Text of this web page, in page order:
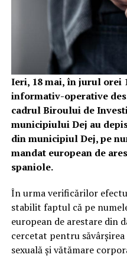
Ieri, 18 mai, în jurul orei
informativ-operative
cadrul Biroului de
municipiului Dej au
din municipiul Dej, pe
mandat european de
spaniole.
În urma verificărilor
stabilit faptul că pe
european de arestare din
cercetat pentru
sexuală și vătămare